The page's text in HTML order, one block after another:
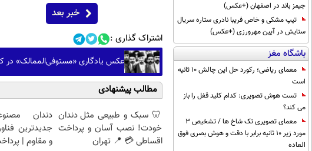
جیمز باند در اصفهان (+عکس)
تیپ مشکی و خاص فریبا نادری ستاره سریال
ستایش در آیین مهرورزی (+عکس)
باشگاه مغز
معمای ریاضی؛ رکورد حل این چالش 10 ثانیه
است
تست هوش تصویری: کدام کلید قفل را باز
می کند؟
معمای تصویری تک شاخ ها / تشخیص 3
مورد زیر 10 ثانیه برابر با دقت و هوش بصری فوق
العاده
خبر بعد
اشتراک گذاری :
عکس یادگاری «مستوفی‌الممالک» در
مطالب پیشنهادی
🦷 سبک و طبیعی مثل دندان
خودت! نصب آسان و پرداخت
اقساطی 💳 📍 تهران
دندان
جدیدترین
و مقاوم |